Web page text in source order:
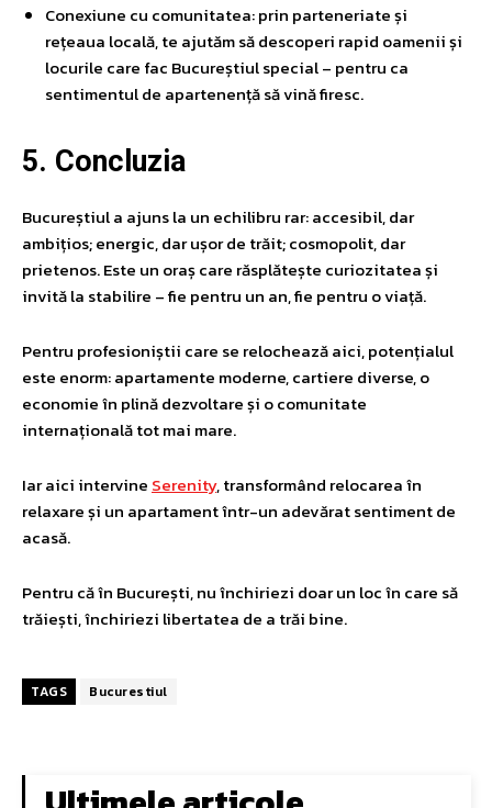
Conexiune cu comunitatea: prin parteneriate și
rețeaua locală, te ajutăm să descoperi rapid oamenii și
locurile care fac Bucureștiul special – pentru ca
sentimentul de apartenență să vină firesc.
5. Concluzia
Bucureștiul a ajuns la un echilibru rar: accesibil, dar
ambițios; energic, dar ușor de trăit; cosmopolit, dar
prietenos. Este un oraș care răsplătește curiozitatea și
invită la stabilire – fie pentru un an, fie pentru o viață.
Pentru profesioniștii care se relochează aici, potențialul
este enorm: apartamente moderne, cartiere diverse, o
economie în plină dezvoltare și o comunitate
internațională tot mai mare.
Iar aici intervine Serenity, transformând relocarea în
relaxare și un apartament într-un adevărat sentiment de
acasă.
Pentru că în București, nu închiriezi doar un loc în care să
trăiești, închiriezi libertatea de a trăi bine.
TAGS Bucurestiul